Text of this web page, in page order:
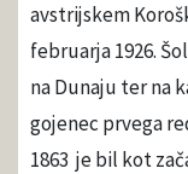
avstrijskem
februarja 1926.
na Dunaju ter na
gojenec prvega
1863 je bil kot